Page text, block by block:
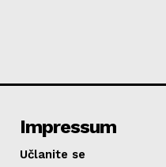
Impressum
Učlanite se